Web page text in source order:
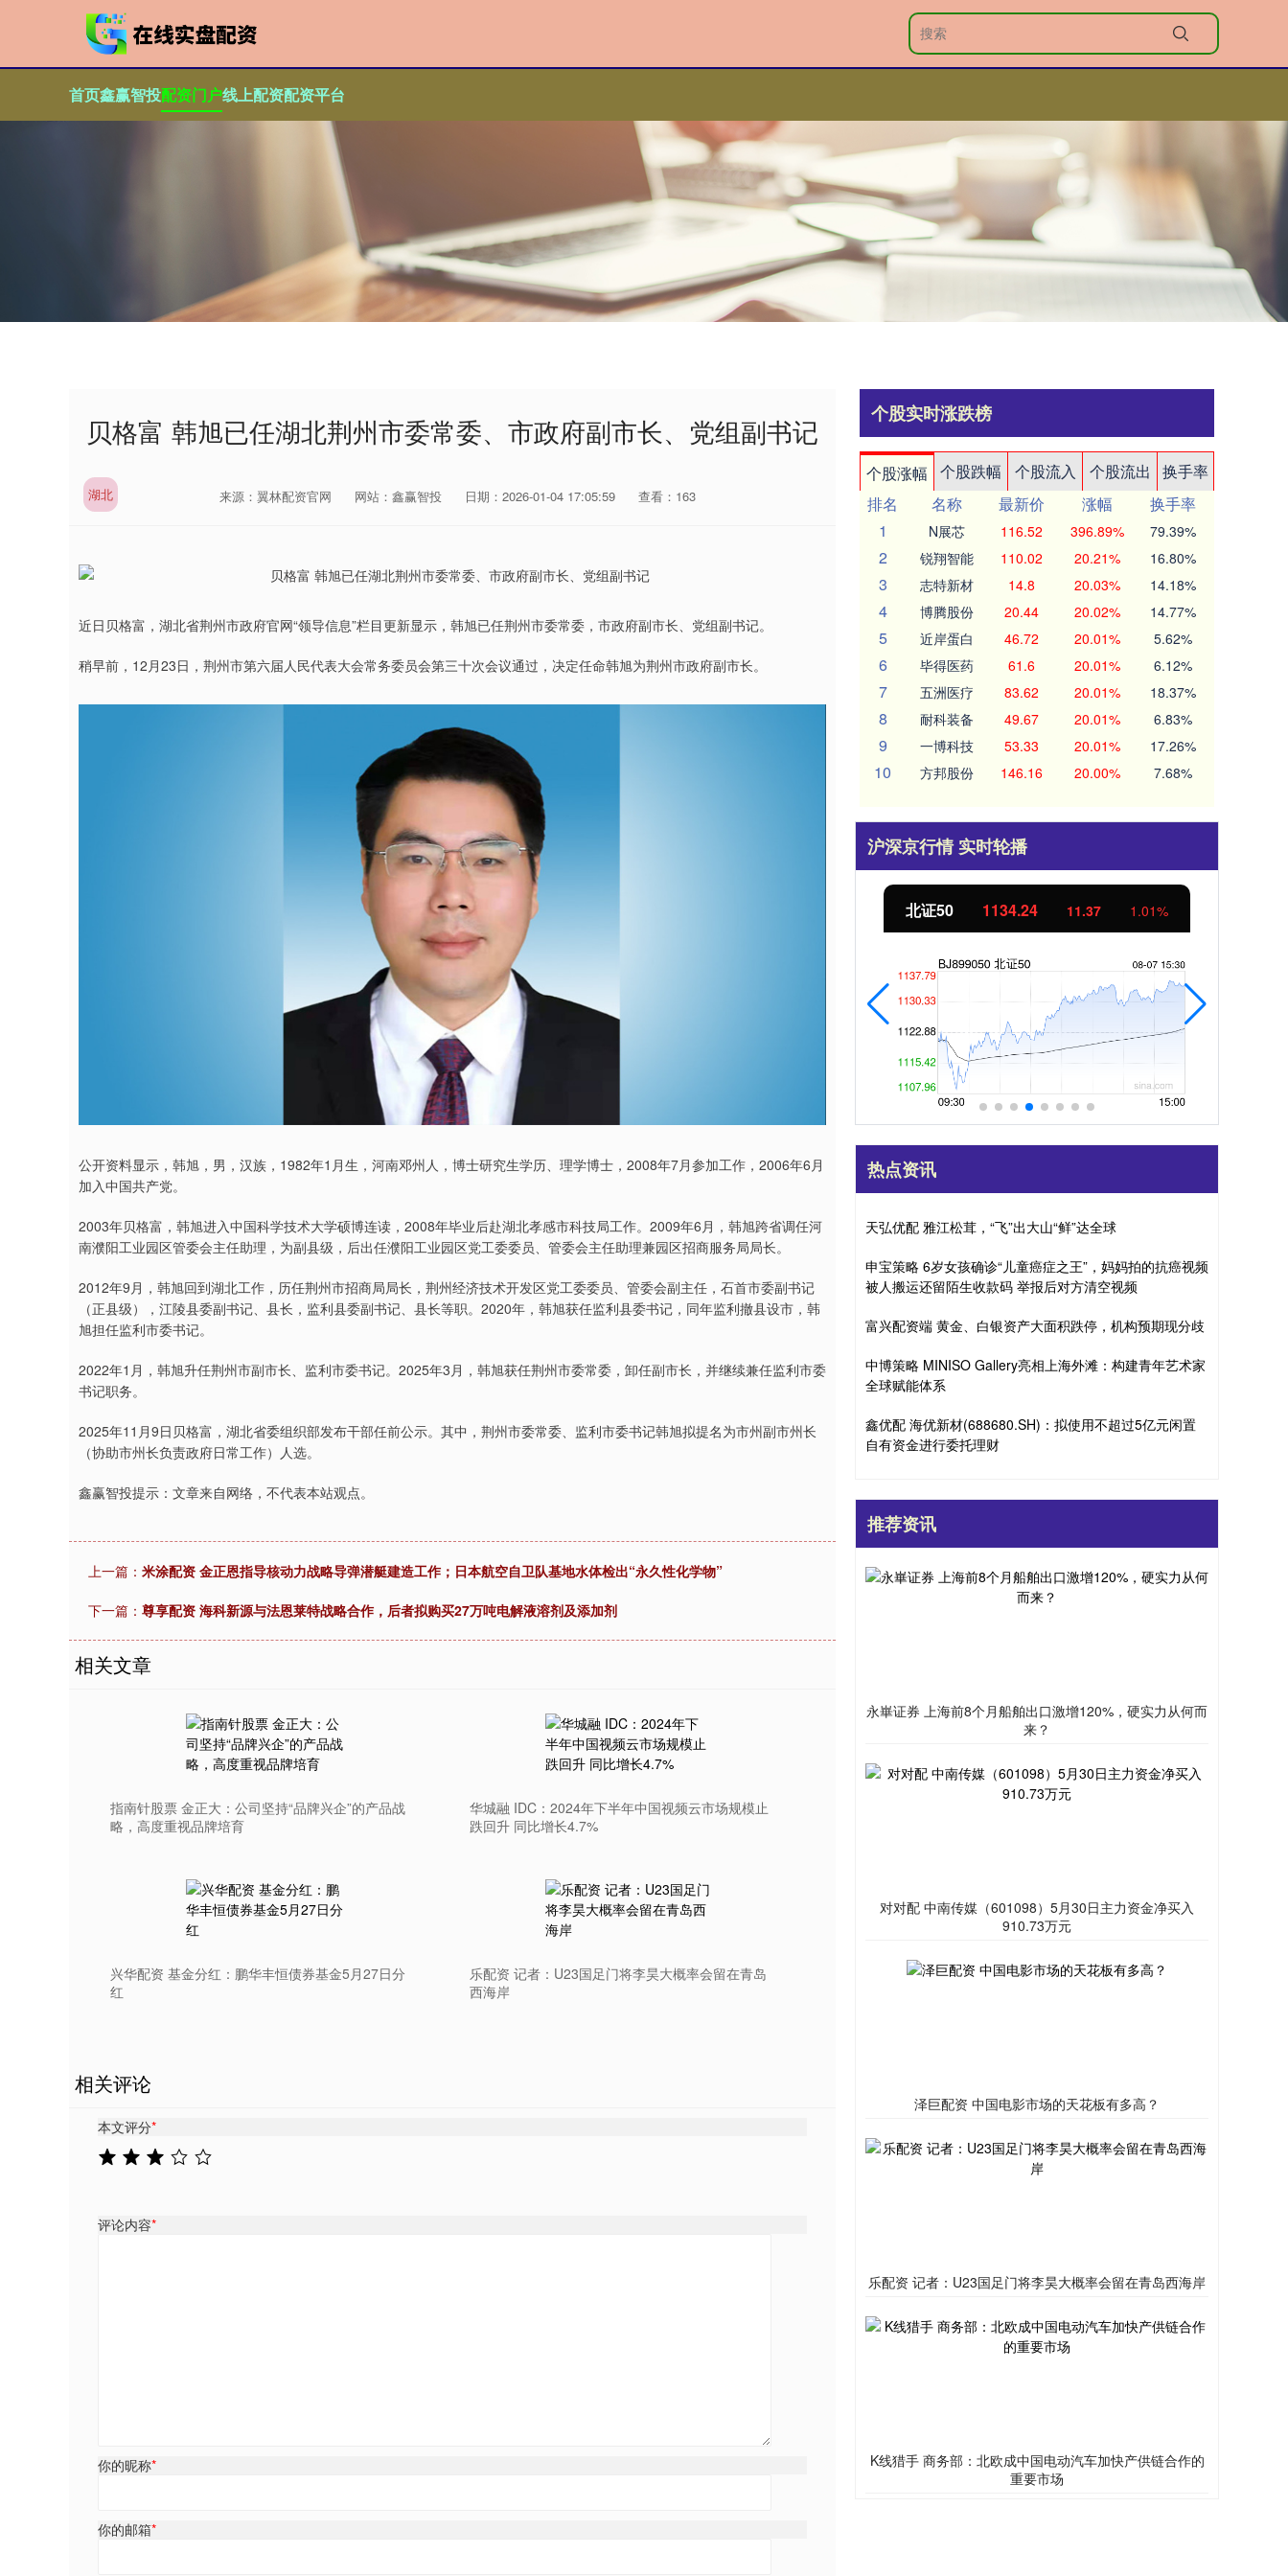
首页鑫赢智投配资门户线上配资配资平台
贝格富 韩旭已任湖北荆州市委常委、市政府副市长、党组副书记
湖北 来源：翼林配资官网 网站：鑫赢智投 日期：2026-01-04 17:05:59 查看：163
近日贝格富，湖北省荆州市政府官网“领导信息”栏目更新显示，韩旭已任荆州市委常委，市政府副市长、党组副书记。
稍早前，12月23日，荆州市第六届人民代表大会常务委员会第三十次会议通过，决定任命韩旭为荆州市政府副市长。
公开资料显示，韩旭，男，汉族，1982年1月生，河南邓州人，博士研究生学历、理学博士，2008年7月参加工作，2006年6月
加入中国共产党。
2003年贝格富，韩旭进入中国科学技术大学硕博连读，2008年毕业后赴湖北孝感市科技局工作。2009年6月，韩旭跨省调任河
南濮阳工业园区管委会主任助理，为副县级，后出任濮阳工业园区党工委委员、管委会主任助理兼园区招商服务局局长。
2012年9月，韩旭回到湖北工作，历任荆州市招商局局长，荆州经济技术开发区党工委委员、管委会副主任，石首市委副书记
（正县级），江陵县委副书记、县长，监利县委副书记、县长等职。2020年，韩旭获任监利县委书记，同年监利撤县设市，韩
旭担任监利市委书记。
2022年1月，韩旭升任荆州市副市长、监利市委书记。2025年3月，韩旭获任荆州市委常委，卸任副市长，并继续兼任监利市委
书记职务。
2025年11月9日贝格富，湖北省委组织部发布干部任前公示。其中，荆州市委常委、监利市委书记韩旭拟提名为市州副市州长
（协助市州长负责政府日常工作）人选。
鑫赢智投提示：文章来自网络，不代表本站观点。
上一篇： 米涂配资 金正恩指导核动力战略导弹潜艇建造工作；日本航空自卫队基地水体检出“永久性化学物”
下一篇： 尊享配资 海科新源与法恩莱特战略合作，后者拟购买27万吨电解液溶剂及添加剂
相关文章
指南针股票 金正大：公司坚持“品牌兴企”的产品战
略，高度重视品牌培育
华城融 IDC：2024年下半年中国视频云市场规模止
跌回升 同比增长4.7%
兴华配资 基金分红：鹏华丰恒债券基金5月27日分
红
乐配资 记者：U23国足门将李昊大概率会留在青岛
西海岸
相关评论
本文评分*
评论内容*
你的昵称*
你的邮箱*
个股实时涨跌榜
个股涨幅 个股跌幅 个股流入 个股流出
换手率
排名
名称 最新价 涨幅
换手率
1
N展芯 116.52 396.89% 79.39%
2 锐翔智能 110.02 20.21% 16.80%
3 志特新材 14.8 20.03% 14.18%
4 博腾股份 20.44 20.02% 14.77%
5 近岸蛋白 46.72 20.01% 5.62%
6 毕得医药 61.6 20.01% 6.12%
7 五洲医疗 83.62 20.01% 18.37%
8 耐科装备 49.67 20.01% 6.83%
9 一博科技 53.33 20.01% 17.26%
10 方邦股份 146.16 20.00% 7.68%
沪深京行情 实时轮播
200.89 1.42% 沪深300 北证50 1134.24 11.37 1.01%
热点资讯
天弘优配 雅江松茸，“飞”出大山“鲜”达全球
申宝策略 6岁女孩确诊“儿童癌症之王”，妈妈拍的抗癌视频
被人搬运还留陌生收款码 举报后对方清空视频
富兴配资端 黄金、白银资产大面积跌停，机构预期现分歧
中博策略 MINISO Gallery亮相上海外滩：构建青年艺术家
全球赋能体系
鑫优配 海优新材(688680.SH)：拟使用不超过5亿元闲置
自有资金进行委托理财
推荐资讯
永崋证券 上海前8个月船舶出口激增120%，硬实力从何而
来？
对对配 中南传媒（601098）5月30日主力资金净买入
910.73万元
泽巨配资 中国电影市场的天花板有多高？
乐配资 记者：U23国足门将李昊大概率会留在青岛西海岸
K线猎手 商务部：北欧成中国电动汽车加快产供链合作的
重要市场